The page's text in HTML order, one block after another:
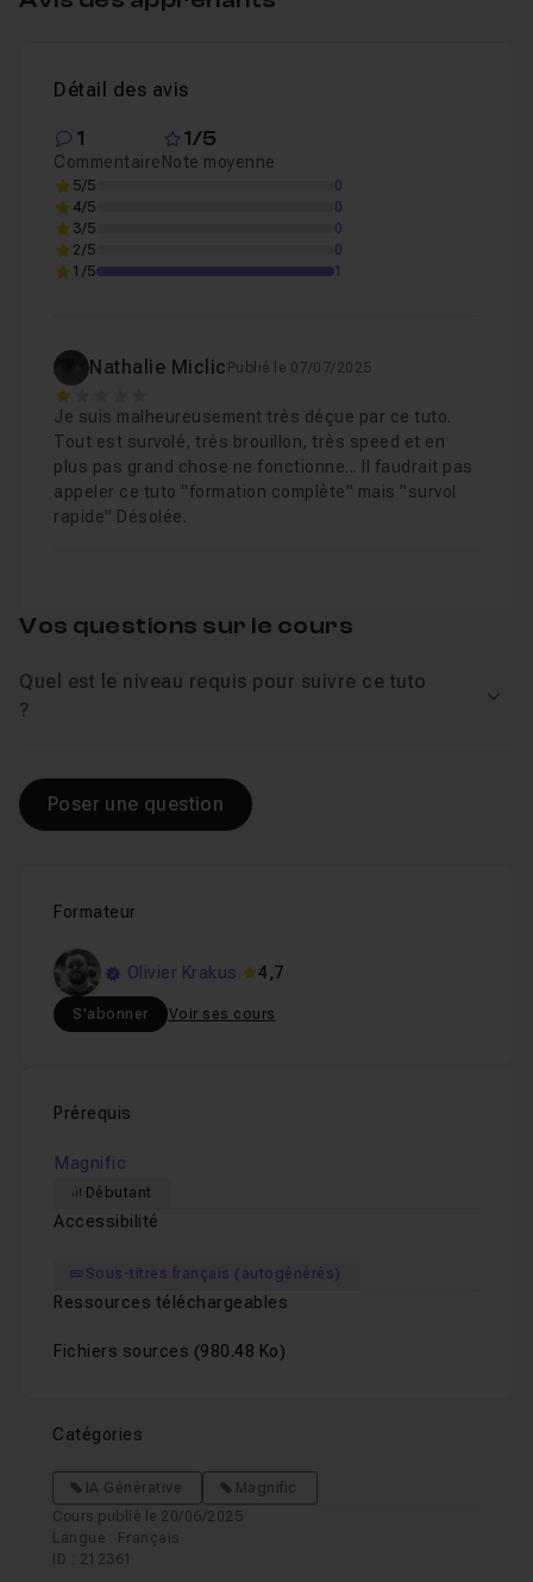
Chapitre 3 : Outil de création
Chapitre 4 : Conclusion
Détail des avis
1
Commentaire
1/5
Note moyenne
5/5
0
4/5
0
3/5
0
2/5
0
1/5
1
Nathalie Miclic Publié le 07/07/2025
1
Je suis malheureusement très déçue par ce tuto.
Tout est survolé, très brouillon, très speed et en
plus pas grand chose ne fonctionne... Il faudrait pas
appeler ce tuto "formation complète" mais "survol
rapide" Désolée.
Formateur
Olivier Krakus 4,7
S'abonner Voir ses cours
Prérequis
Magnific
Débutant
Accessibilité
Sous-titres français (autogénérés)
Ressources téléchargeables
Fichiers sources (980.48 Ko)
Catégories
IA Générative
Magnific
Cours publié le 20/06/2025
Langue : Français
ID : 212361
Vos questions sur le cours
Quel est le niveau requis pour suivre ce tuto
?
Poser une question